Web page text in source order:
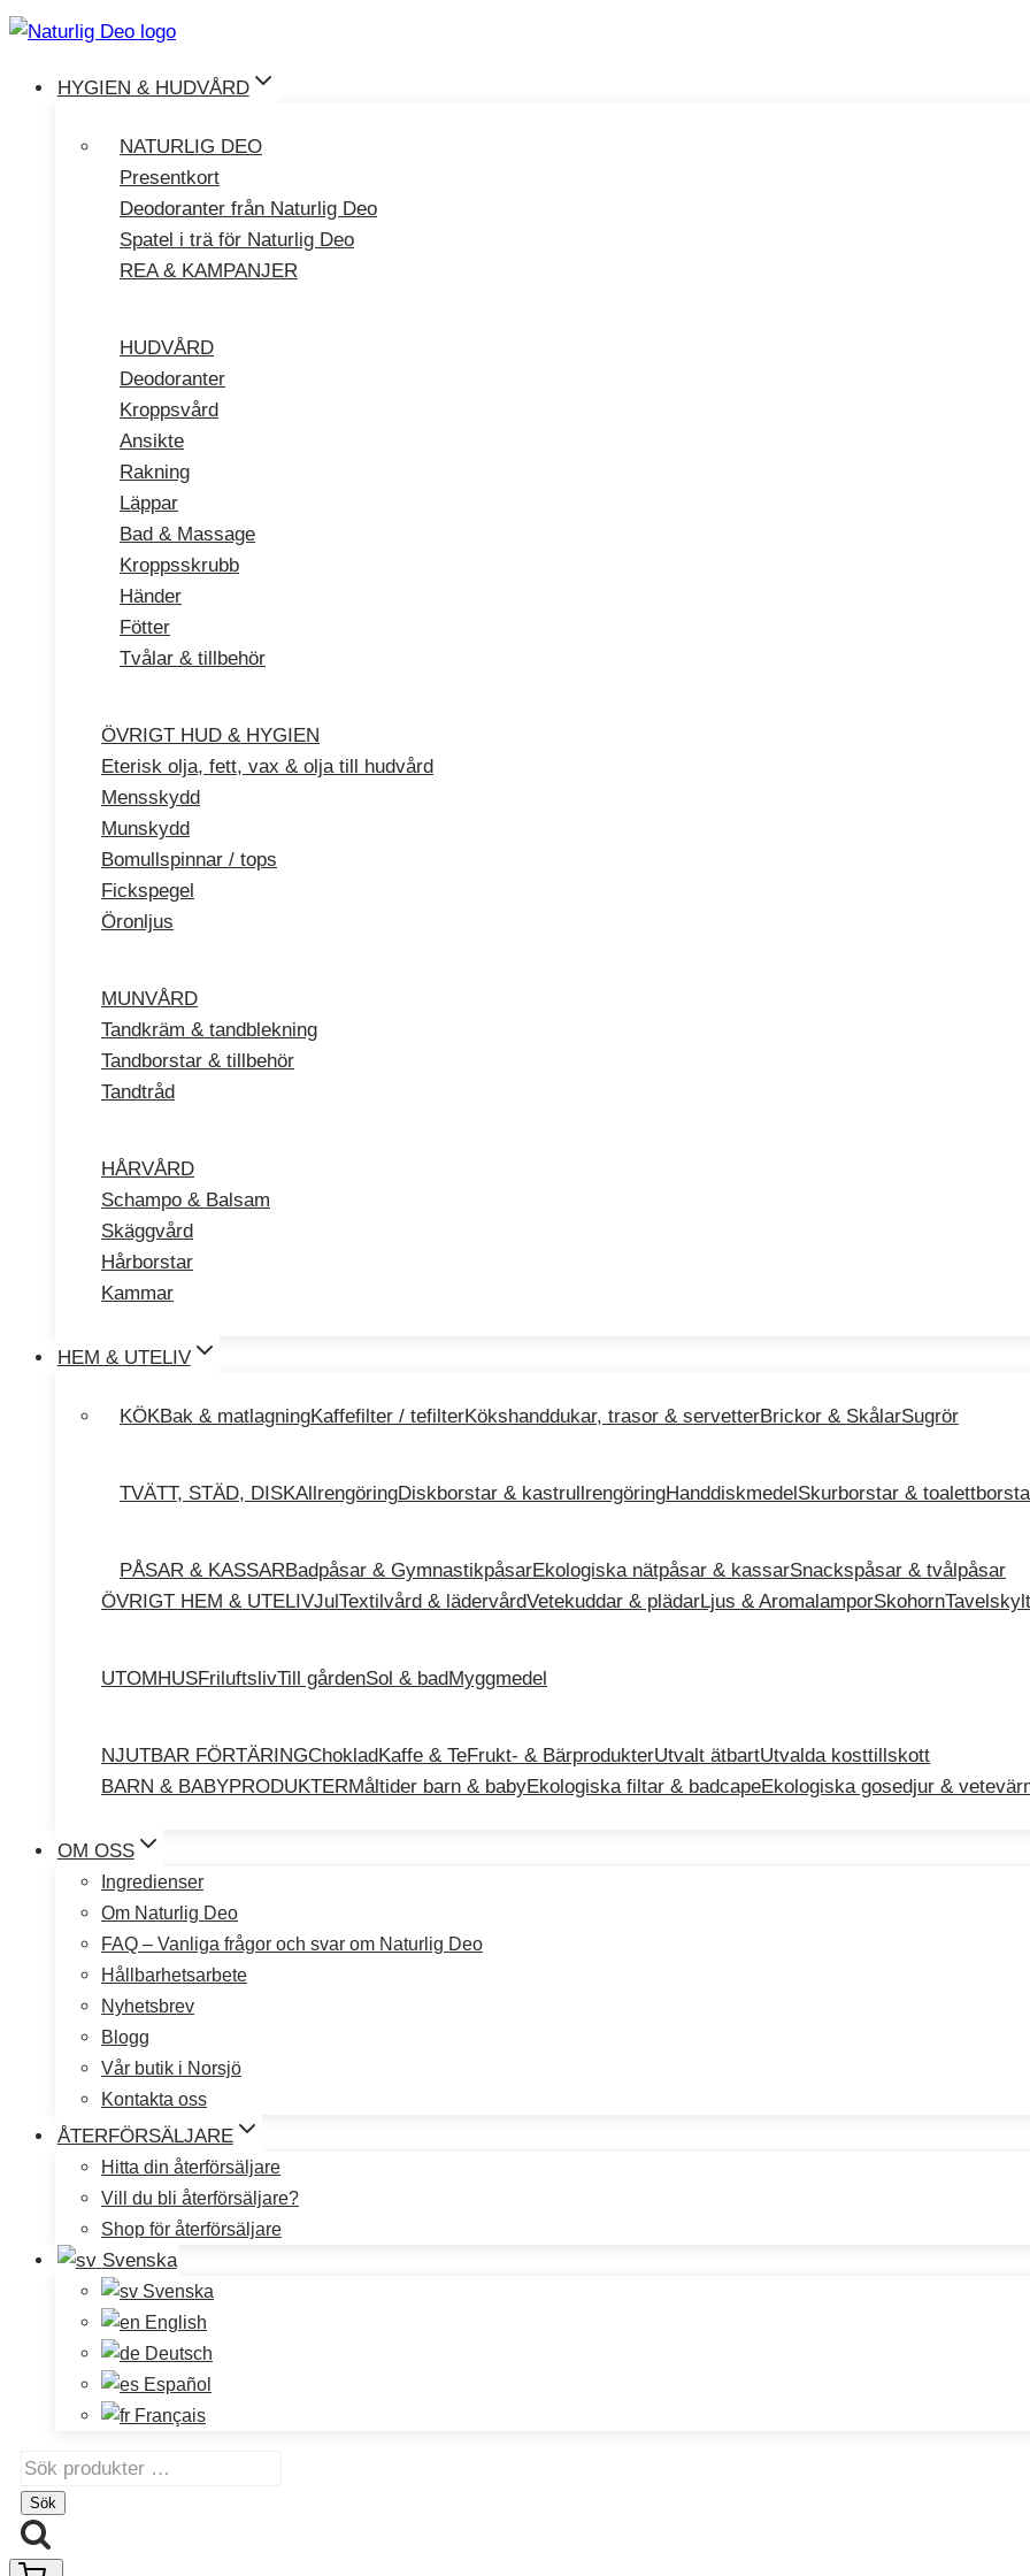
Hoppa
innehållHYGIEN & HUDVÅRD
NATURLIG DEO
Presentkort
Deodoranter från Naturlig Deo
Spatel i trä för Naturlig Deo
REA & KAMPANJER
HUDVÅRD
Deodoranter
Kroppsvård
Ansikte
Rakning
Läppar
Bad & Massage
Kroppsskrubb
Händer
Fötter
Tvålar & tillbehör
ÖVRIGT HUD & HYGIEN
Eterisk olja, fett, vax & olja till hudvård
Mensskydd
Munskydd
Bomullspinnar / tops
Fickspegel
Öronljus
MUNVÅRD
Tandkräm & tandblekning
Tandborstar & tillbehör
Tandtråd
HÅRVÅRD
Schampo & Balsam
Skäggvård
Hårborstar
Kammar
HEM & UTELIV
KÖKBak & matlagningKaffefilter / tefilterKökshanddukar, trasor & servetterBrickor & SkålarSugrör
TVÄTT, STÄD, DISKAllrengöringDiskborstar & kastrullrengöringHanddiskmedelSkurborstar &
PÅSAR & KASSARBadpåsar & GymnastikpåsarEkologiska nätpåsar & kassarSnackspåsar & tvålpåsar
ÖVRIGT HEM & UTELIVJulTextilvård & lädervårdVetekuddar & plädarLjus & AromalamporSkohorn
UTOMHUSFriluftslivTill gårdenSol & badMyggmedel
NJUTBAR FÖRTÄRINGChokladKaffe & TeFrukt- & BärprodukterUtvalt ätbartUtvalda kosttillskott
BARN & BABYPRODUKTERMåltider barn & babyEkologiska filtar & badcapeEkologiska gosedjur &
OM OSS
Ingredienser
Om Naturlig Deo
FAQ – Vanliga frågor och svar om Naturlig Deo
Hållbarhetsarbete
Nyhetsbrev
Blogg
Vår butik i Norsjö
Kontakta oss
ÅTERFÖRSÄLJARE
Hitta din återförsäljare
Vill du bli återförsäljare?
Shop för återförsäljare
Svenska
Svenska
English
Deutsch
Español
Français
Sök
efter:
Sök